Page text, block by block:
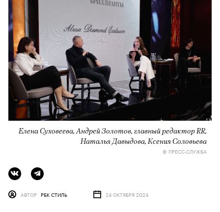
Елена Суховеева, Андрей Золотов, главный редактор RR,
Наталья Давыдова, Ксения Соловьева
© ПРЕСС-СЛУЖБА
АВТОР РБК СТИЛЬ 24 ОКТЯБРЯ 2024